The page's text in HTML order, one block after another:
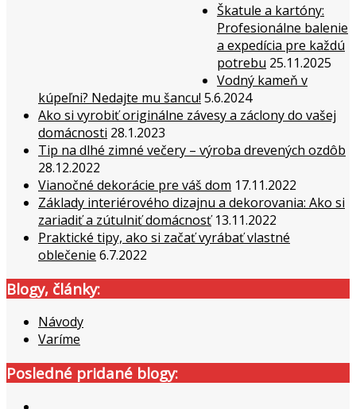
Škatule a kartóny:
Profesionálne balenie
a expedícia pre každú
potrebu 25.11.2025
Vodný kameň v
kúpeľni? Nedajte mu šancu! 5.6.2024
Ako si vyrobiť originálne závesy a záclony do vašej
domácnosti 28.1.2023
Tip na dlhé zimné večery – výroba drevených ozdôb
28.12.2022
Vianočné dekorácie pre váš dom 17.11.2022
Základy interiérového dizajnu a dekorovania: Ako si
zariadiť a zútulniť domácnosť 13.11.2022
Praktické tipy, ako si začať vyrábať vlastné
oblečenie 6.7.2022
Blogy, články:
Návody
Varíme
Posledné pridané blogy: